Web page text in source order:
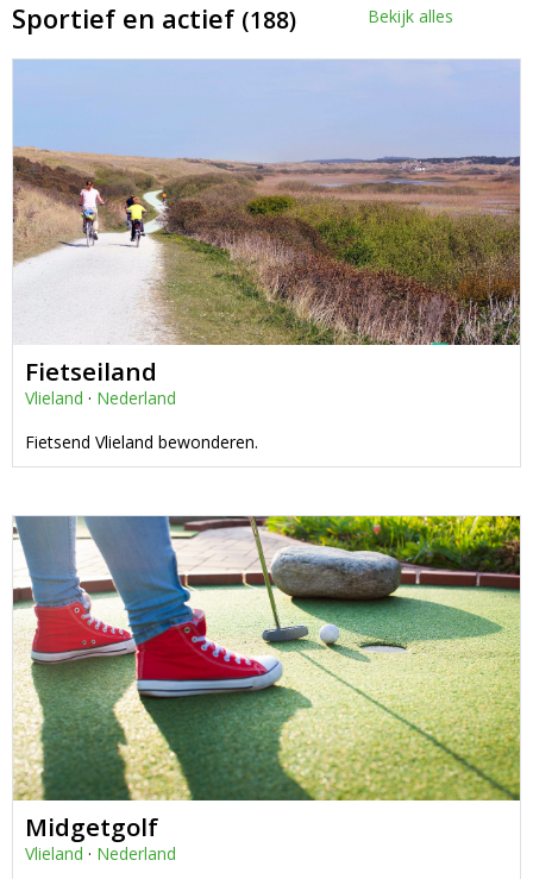
Sportief en actief (188) Bekijk alles
Fietseiland
Vlieland · Nederland
Fietsend Vlieland bewonderen.
Midgetgolf
Vlieland · Nederland